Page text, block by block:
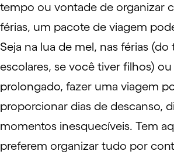
tempo ou vontade de organizar
férias, um pacote de viagem
Seja na lua de mel, nas férias
escolares, se você tiver filhos)
prolongado, fazer uma viagem
proporcionar dias de descanso,
momentos inesquecíveis. Tem
preferem organizar tudo por